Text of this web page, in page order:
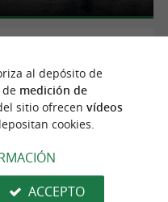
al depósito de
de medición de
sitio ofrecen vídeos
cookies.
ACCEPTO